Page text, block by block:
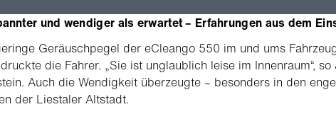
und wendiger als erwartet – Erfahrungen aus dem
Geräuschpegel der eCleango 550 im und ums
die Fahrer. „Sie ist unglaublich leise im Innenraum“, so
Auch die Wendigkeit überzeugte – besonders in den
der Liestaler Altstadt.